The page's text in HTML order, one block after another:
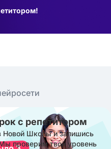
с репетитором
Новой Школы и запишись
проверим твой уровень